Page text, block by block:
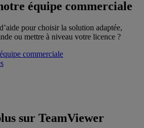
équipe commerciale
pour choisir la solution adaptée,
ou mettre à niveau votre licence ?
commerciale
sur TeamViewer